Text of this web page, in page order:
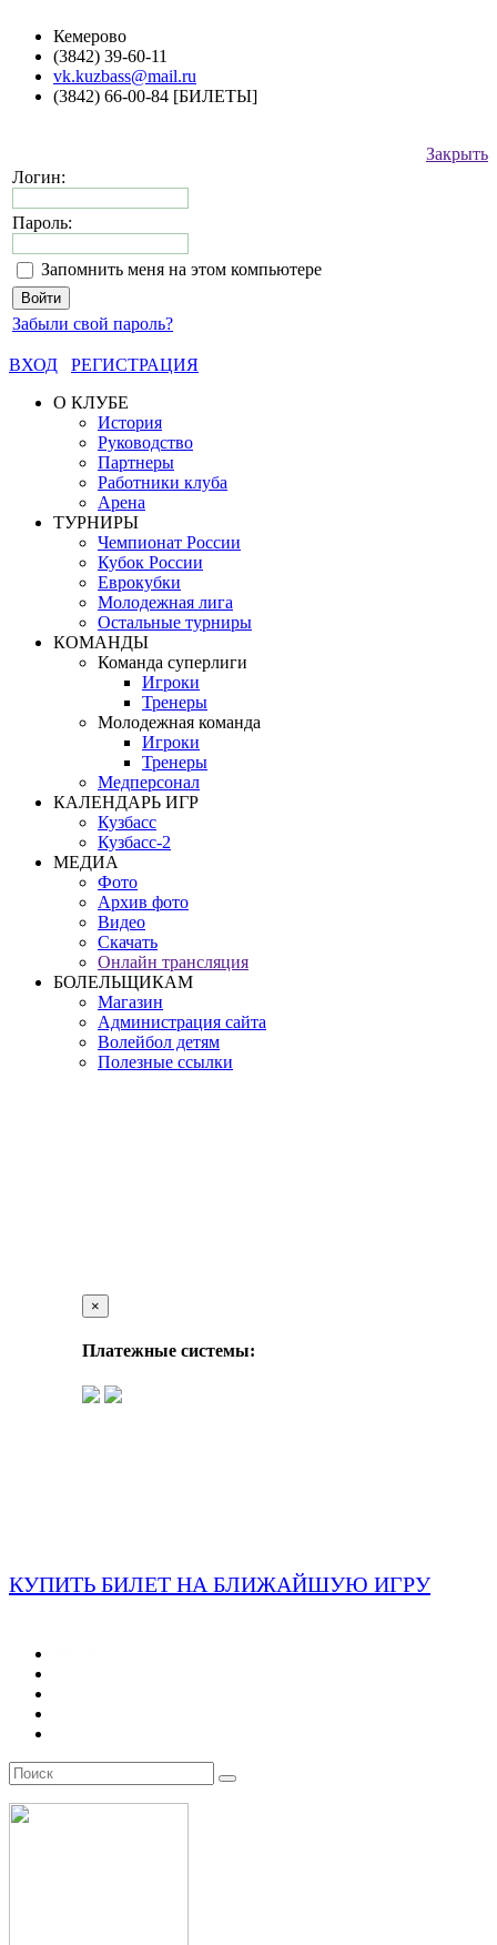
Кемерово
(3842) 39-60-11
vk.kuzbass@mail.ru
(3842) 66-00-84 [БИЛЕТЫ]
Закрыть
Логин:
Пароль:
Запомнить меня на этом компьютере
Забыли свой пароль?
ВХОД
РЕГИСТРАЦИЯ
О КЛУБЕ
История
Руководство
Партнеры
Работники клуба
Арена
ТУРНИРЫ
Чемпионат России
Кубок России
Еврокубки
Молодежная лига
Остальные турниры
КОМАНДЫ
Команда суперлиги
Игроки
Тренеры
Молодежная команда
Игроки
Тренеры
Медперсонал
КАЛЕНДАРЬ ИГР
Кузбасс
Кузбасс-2
МЕДИА
Фото
Архив фото
Видео
Скачать
Онлайн трансляция
БОЛЕЛЬЩИКАМ
Магазин
Администрация сайта
Волейбол детям
Полезные ссылки
×
Платежные системы:
КУПИТЬ БИЛЕТ НА БЛИЖАЙШУЮ ИГРУ